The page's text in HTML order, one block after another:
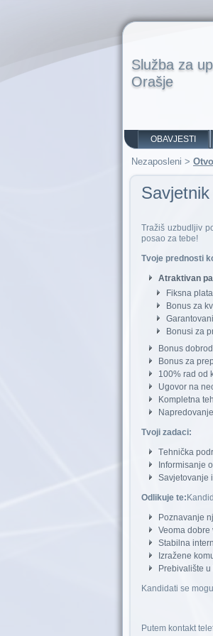
Služba za
Orašje
OBAVJESTI
Nezaposleni >
Tražiš uzbudljiv
posao za tebe!
Tvoje prednosti
Atraktivan
Fiksna
Bonus za
Bonusi za
Bonus
Bonus za
100% rad od
Ugovor na
Kompletna
Tvoji zadaci:
Тehnička
Informisanje
Savjetovanje
Odlikuje te:
Poznavanje
Veoma dobre
Stabilna
Izražene
Prebivalište
Kandidati se
Putem kontakt